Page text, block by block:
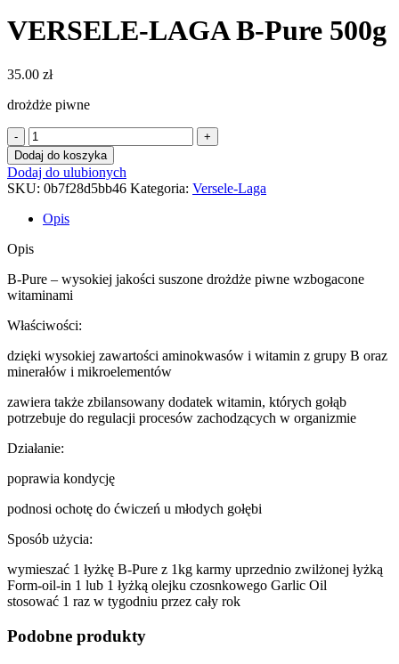
VERSELE-LAGA B-Pure 500g
35.00 zł
drożdże piwne
ilość
VERSELE-
LAGA
B-
Pure
500g
Dodaj do koszyka
Dodaj do ulubionych
SKU: 0b7f28d5bb46 Kategoria: Versele-Laga
Opis
Opis
B-Pure – wysokiej jakości suszone drożdże piwne wzbogacone
witaminami
Właściwości:
dzięki wysokiej zawartości aminokwasów i witamin z grupy B oraz
minerałów i mikroelementów
zawiera także zbilansowany dodatek witamin, których gołąb
potrzebuje do regulacji procesów zachodzących w organizmie
Działanie:
poprawia kondycję
podnosi ochotę do ćwiczeń u młodych gołębi
Sposób użycia:
wymieszać 1 łyżkę B-Pure z 1kg karmy uprzednio zwilżonej łyżką
Form-oil-in 1 lub 1 łyżką olejku czosnkowego Garlic Oil
stosować 1 raz w tygodniu przez cały rok
Podobne produkty